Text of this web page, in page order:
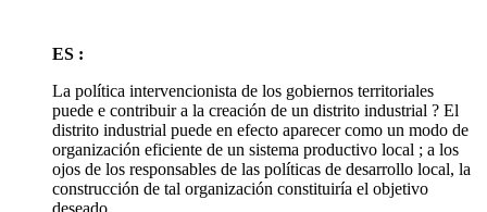
ES :
La política intervencionista de los gobiernos territoriales
puede e contribuir a la creación de un distrito industrial ? El
distrito industrial puede en efecto aparecer como un modo de
organización eficiente de un sistema productivo local ; a los
ojos de los responsables de las políticas de desarrollo local, la
construcción de tal organización constituiría el objetivo
deseado.